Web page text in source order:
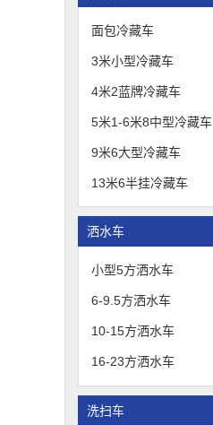
面包冷藏车
3米小型冷藏车
4米2蓝牌冷藏车
5米1-6米8中型冷藏车
9米6大型冷藏车
13米6半挂冷藏车
洒水车
小型5方洒水车
6-9.5方洒水车
10-15方洒水车
16-23方洒水车
洗扫车